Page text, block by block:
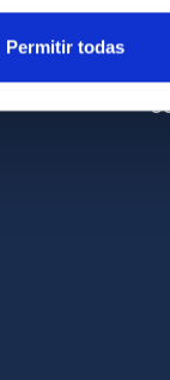
Permitir todas